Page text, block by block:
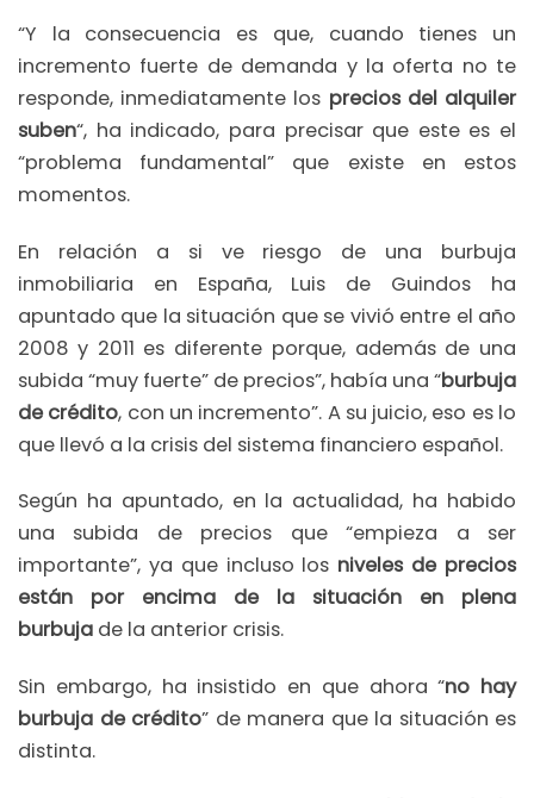
“Y la consecuencia es que, cuando tienes un
incremento fuerte de demanda y la oferta no te
responde, inmediatamente los precios del alquiler
suben“, ha indicado, para precisar que este es el
“problema fundamental” que existe en estos
momentos.
En relación a si ve riesgo de una burbuja
inmobiliaria en España, Luis de Guindos ha
apuntado que la situación que se vivió entre el año
2008 y 2011 es diferente porque, además de una
subida “muy fuerte” de precios”, había una “burbuja
de crédito, con un incremento”. A su juicio, eso es lo
que llevó a la crisis del sistema financiero español.
Según ha apuntado, en la actualidad, ha habido
una subida de precios que “empieza a ser
importante”, ya que incluso los niveles de precios
están por encima de la situación en plena
burbuja de la anterior crisis.
Sin embargo, ha insistido en que ahora “no hay
burbuja de crédito” de manera que la situación es
distinta.